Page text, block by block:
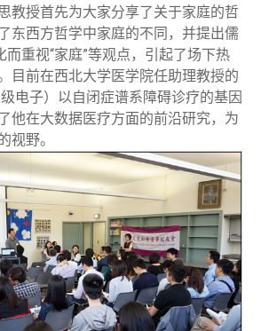
西南联大校友会
义工计划
新媒体平台
青春风采
校友文苑
校友讲坛
校友视界
信息化服务
三创大赛
实用信息
总会简介
会长致辞
总会章程
理事会名单
制度法规
联系我们
关闭教授首先为大家分享了关于家庭的哲
东西方哲学中家庭的不同，并提出儒
而重视“家庭”等观点，引起了场下热
目前在西北大学医学院任助理教授的
电子）以自闭症谱系障碍诊疗的基因
他在大数据医疗方面的前沿研究，为
视野。